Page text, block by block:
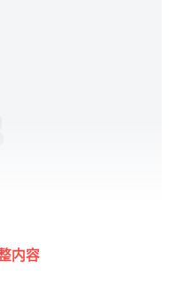
内容